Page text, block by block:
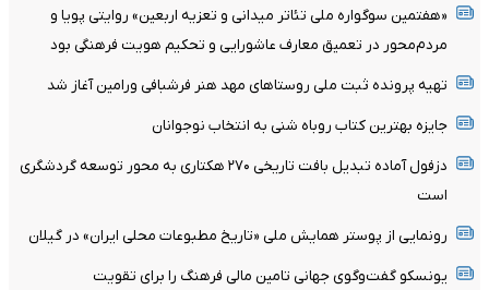
«هفتمین سوگواره ملی تئاتر میدانی و تعزیه اربعین» روایتی پویا و
مردم‌محور در تعمیق معارف عاشورایی و تحکیم هویت فرهنگی بود
تهیه پرونده ثبت ملی روستاهای مهد هنر فرشبافی ورامین آغاز شد
جایزه بهترین کتاب روباه شنی به انتخاب نوجوانان
دزفول آماده تبدیل بافت تاریخی ۲۷۰ هکتاری به محور توسعه گردشگری
است
رونمایی از پوستر همایش ملی «تاریخ مطبوعات محلی ایران» در گیلان
یونسکو گفت‌وگوی جهانی تامین مالی فرهنگ را برای تقویت